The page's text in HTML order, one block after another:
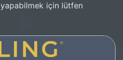
için lütfen